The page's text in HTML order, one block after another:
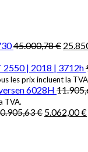
45.000,78€
| 2018 | 3712h
les prix incluent la
6028H
TVA.
€ 5.062,00€